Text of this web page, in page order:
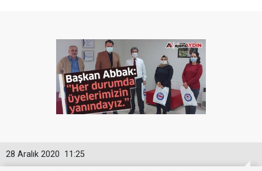
11:25
28 Aralık 2020